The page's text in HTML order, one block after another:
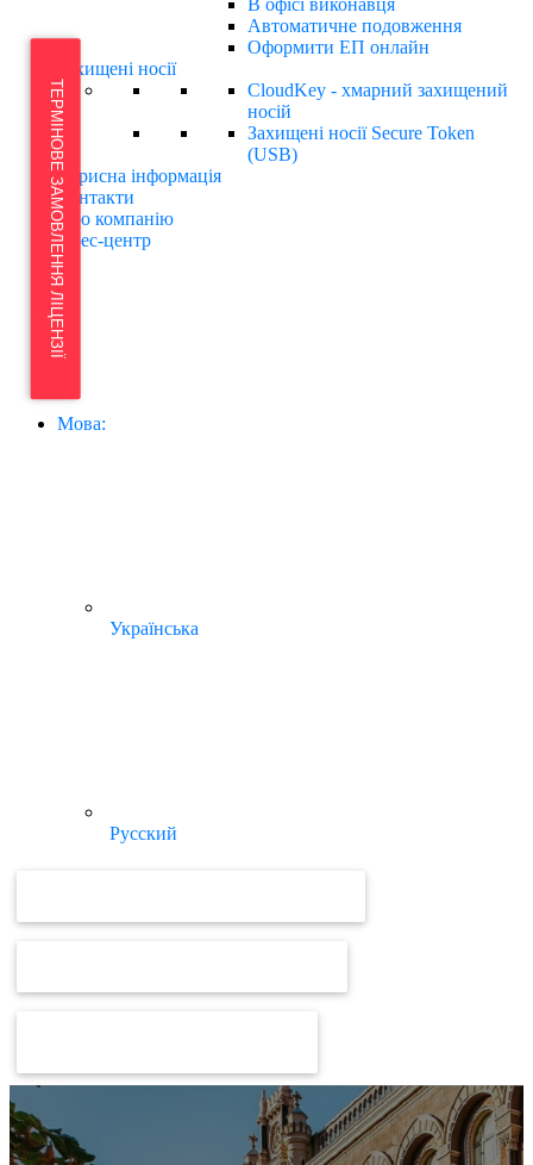
В офісі виконавця
Автоматичне подовження
Оформити ЕП онлайн
Захищені носії
CloudKey - хмарний захищений
носій
Захищені носії Secure Token
(USB)
Корисна інформація
Контакти
Про компанію
Прес-центр
Мова:
Українська
Русский
ТЕРМІНОВЕ ЗАМОВЛЕННЯ ЛІЦЕНЗІЇ